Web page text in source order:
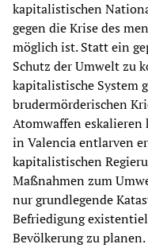
kapitalistischen
gegen die Krise des
möglich ist. Statt ein
Schutz der Umwelt zu
kapitalistische System
brudermörderischen
Atomwaffen eskalieren
in Valencia entlarven
kapitalistischen
Maßnahmen zum
nur grundlegende
Befriedigung
Bevölkerung zu planen.